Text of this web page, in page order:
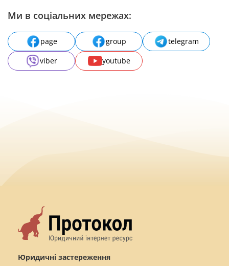
Ми в соціальних мережах:
page group
telegram
viber
youtube
Юридичні застереження